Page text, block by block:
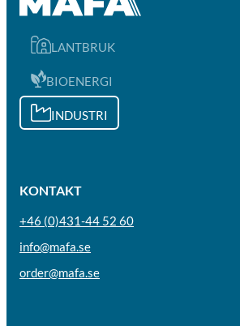
LANTBRUK
BIOENERGI
INDUSTRI
KONTAKT
+46 (0)431-44 52 60
info@mafa.se
order@mafa.se